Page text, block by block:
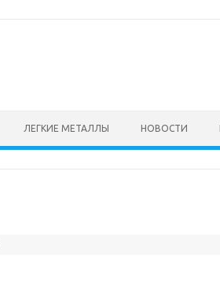
ЛЕГКИЕ МЕТАЛЛЫ НОВОСТИ